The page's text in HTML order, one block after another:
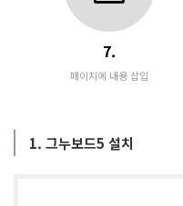
7.
페이지에 내용 삽입
1. 그누보드5 설치